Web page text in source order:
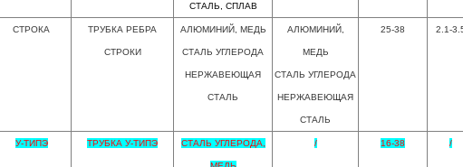
СТАЛЬ, СПЛАВ
СТРОКА ТРУБКА РЕБРА
СТРОКИ
АЛЮМИНИЙ, МЕДЬ
СТАЛЬ УГЛЕРОДА
НЕРЖАВЕЮЩАЯ
СТАЛЬ
АЛЮМИНИЙ,
МЕДЬ
СТАЛЬ УГЛЕРОДА
НЕРЖАВЕЮЩАЯ
СТАЛЬ
25-38 2.1-
У-ТИПЭ ТРУБКА У-ТИПЭ СТАЛЬ УГЛЕРОДА, / 16-38 /